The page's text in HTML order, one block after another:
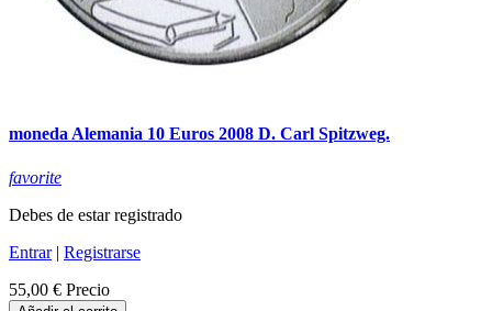
moneda Alemania 10 Euros 2008 D. Carl Spitzweg.
favorite
Debes de estar registrado
Entrar| Registrarse
55,00 € Precio